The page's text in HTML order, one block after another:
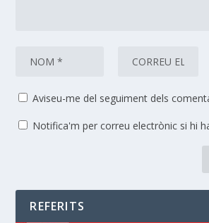
Aviseu-me del seguiment dels
Notifica'm per correu electrònic si hi
REFERITS